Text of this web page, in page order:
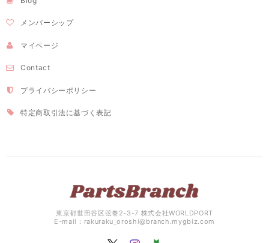
メンバーシップ
マイページ
Contact
プライバシーポリシー
特定商取引法に基づく表記
東京都世田谷区弦巻2-3-7 株式会社WORLDPORT
E-mail： rakuraku_oroshi@branch.mygbiz.com